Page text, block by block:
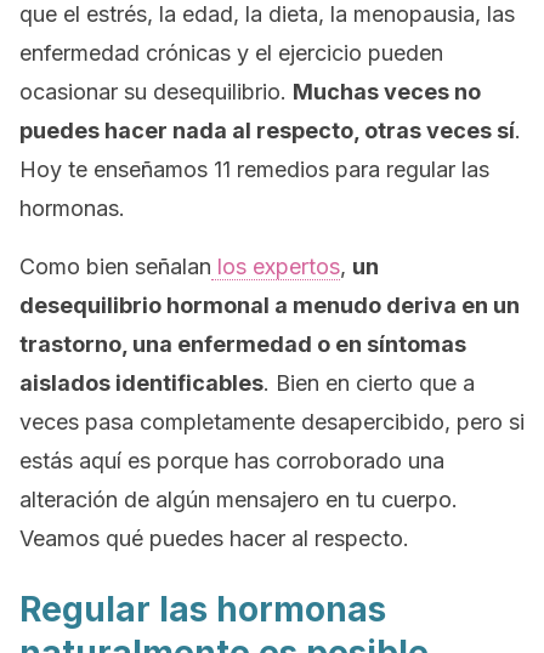
que el estrés, la edad, la dieta, la menopausia, las
enfermedad crónicas y el ejercicio pueden
ocasionar su desequilibrio. Muchas veces no
puedes hacer nada al respecto, otras veces sí.
Hoy te enseñamos 11 remedios para regular las
hormonas.
Como bien señalan los expertos, un
desequilibrio hormonal a menudo deriva en un
trastorno, una enfermedad o en síntomas
aislados identificables. Bien en cierto que a
veces pasa completamente desapercibido, pero si
estás aquí es porque has corroborado una
alteración de algún mensajero en tu cuerpo.
Veamos qué puedes hacer al respecto.
Regular las hormonas